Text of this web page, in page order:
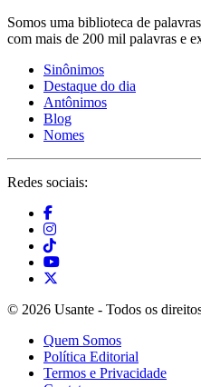
Somos uma biblioteca de
com mais de 200 mil palavras e
Sinônimos
Destaque do dia
Antônimos
Blog
Nomes
Redes sociais:
© 2026 Usante - Todos os
Quem Somos
Política Editorial
Termos e Privacidade